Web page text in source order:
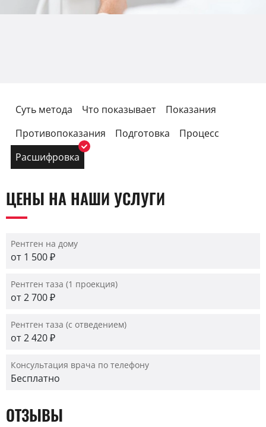
Суть метода Что показывает
Показания
Противопоказания
Подготовка
Процесс
Расшифровка
ЦЕНЫ НА НАШИ УСЛУГИ
Рентген на дому
от 1 500 ₽
Рентген таза (1 проекция)
от 2 700 ₽
Рентген таза (с отведением)
от 2 420 ₽
Консультация врача по телефону
Бесплатно
ОТЗЫВЫ